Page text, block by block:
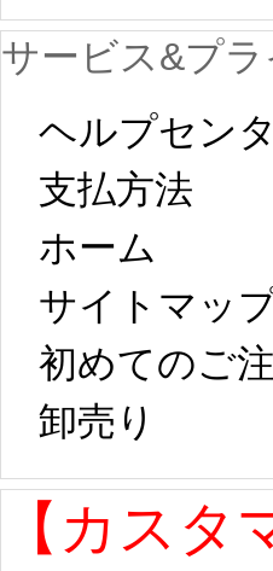
します。 2
以後のご注文
は、2月25
コスプレ制
発送予定と
ます。 ...
サービス&プ
ヘルプセン
支払方法
ホーム
サイトマッ
初めてのご
卸売り
【カス